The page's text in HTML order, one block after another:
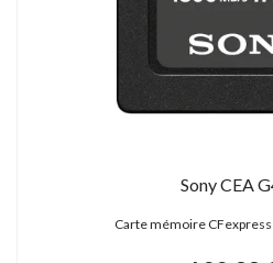
Sony CEA
Carte mémoire CFexpress